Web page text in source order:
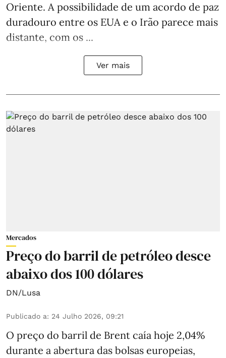
Oriente. A possibilidade de um acordo de paz
duradouro entre os EUA e o Irão parece mais
distante, com os ...
Ver mais
Mercados
Preço do barril de petróleo desce
abaixo dos 100 dólares
DN/Lusa
Publicado a: 24 Julho 2026, 09:21
O preço do barril de Brent caía hoje 2,04%
durante a abertura das bolsas europeias,